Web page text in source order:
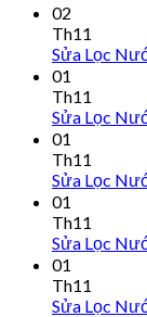
02
Th11
Sửa Lọc
01
Th11
Sửa Lọc
01
Th11
Sửa Lọc
01
Th11
Sửa Lọc
01
Th11
Sửa Lọc